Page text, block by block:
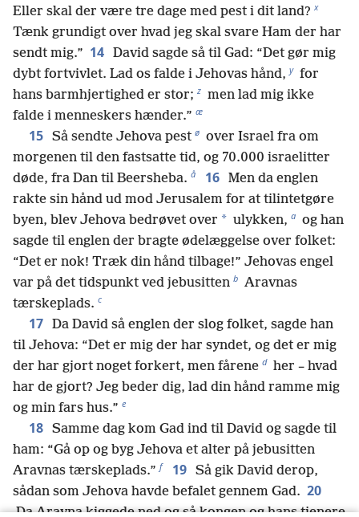
Eller skal der være tre dage med pest i dit land? x
Tænk grundigt over hvad jeg skal svare Ham der har
sendt mig.” 14 David sagde så til Gad: “Det gør mig
dybt fortvivlet. Lad os falde i Jehovas hånd, y for
hans barmhjertighed er stor; z men lad mig ikke
falde i menneskers hænder.” æ
15 Så sendte Jehova pest ø over Israel fra om
morgenen til den fastsatte tid, og 70.000 israelitter
døde, fra Dan til Beersheba. å 16 Men da englen
rakte sin hånd ud mod Jerusalem for at tilintetgøre
byen, blev Jehova bedrøvet over * ulykken, a og han
sagde til englen der bragte ødelæggelse over folket:
“Det er nok! Træk din hånd tilbage!” Jehovas engel
var på det tidspunkt ved jebusitten b Aravnas
tærskeplads. c
17 Da David så englen der slog folket, sagde han
til Jehova: “Det er mig der har syndet, og det er mig
der har gjort noget forkert, men fårene d her – hvad
har de gjort? Jeg beder dig, lad din hånd ramme mig
og min fars hus.” e
18 Samme dag kom Gad ind til David og sagde til
ham: “Gå op og byg Jehova et alter på jebusitten
Aravnas tærskeplads.” f 19 Så gik David derop,
sådan som Jehova havde befalet gennem Gad. 20
Da Aravna kiggede ned og så kongen og hans tjenere